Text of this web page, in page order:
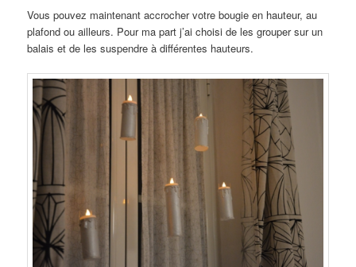
Vous pouvez maintenant accrocher votre bougie en hauteur, au
plafond ou ailleurs. Pour ma part j’ai choisi de les grouper sur un
balais et de les suspendre à différentes hauteurs.